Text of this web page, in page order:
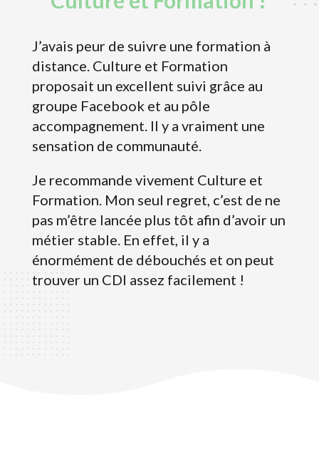
J’avais peur de suivre une formation à
distance. Culture et Formation
proposait un excellent suivi grâce au
groupe Facebook et au pôle
accompagnement. Il y a vraiment une
sensation de communauté.
Je recommande vivement Culture et
Formation. Mon seul regret, c’est de ne
pas m’être lancée plus tôt afin d’avoir un
métier stable. En effet, il y a
énormément de débouchés et on peut
trouver un CDI assez facilement !